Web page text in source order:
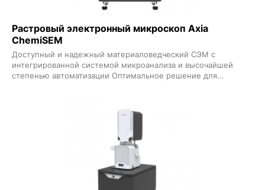
Растровый электронный микроскоп Axia
ChemiSEM
Доступный и надежный материаловедческий СЭМ с
интегрированной системой микроанализа и высочайшей
степенью автоматизации Оптимальное решение для